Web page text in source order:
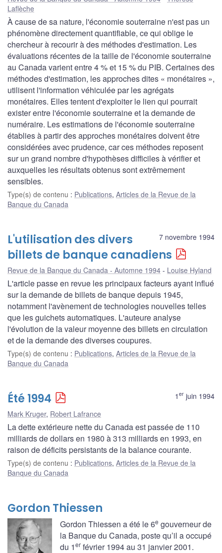
Laflèche
À cause de sa nature, l'économie souterraine n'est pas un
phénomène directement quantifiable, ce qui oblige le
chercheur à recourir à des méthodes d'estimation. Les
évaluations récentes de la taille de l'économie souterraine
au Canada varient entre 4 % et 15 % du PIB. Certaines des
méthodes d'estimation, les approches dites « monétaires »,
utilisent l'information véhiculée par les agrégats
monétaires. Elles tentent d'exploiter le lien qui pourrait
exister entre l'économie souterraine et la demande de
numéraire. Les estimations de l'économie souterraine
établies à partir des approches monétaires doivent être
considérées avec prudence, car ces méthodes reposent
sur un grand nombre d'hypothèses difficiles à vérifier et
auxquelles les résultats obtenus sont extrêmement
sensibles.
Type(s) de contenu : Publications, Articles de la Revue de la
Banque du Canada
7 novembre 1994
L'utilisation des divers
billets de banque canadiens
Revue de la Banque du Canada - Automne 1994 Louise Hyland
L'article passe en revue les principaux facteurs ayant influé
sur la demande de billets de banque depuis 1945,
notamment l'avènement de technologies nouvelles telles
que les guichets automatiques. L'auteure analyse
l'évolution de la valeur moyenne des billets en circulation
et de la demande des diverses coupures.
Type(s) de contenu : Publications, Articles de la Revue de la
Banque du Canada
1 er juin 1994
Été 1994
Mark Kruger, Robert Lafrance
La dette extérieure nette du Canada est passée de 110
milliards de dollars en 1980 à 313 milliards en 1993, en
raison de déficits persistants de la balance courante.
Type(s) de contenu : Publications, Articles de la Revue de la
Banque du Canada
Gordon Thiessen
Gordon Thiessen a été le 6e gouverneur de
la Banque du Canada, poste qu’il a occupé
du 1er février 1994 au 31 janvier 2001.